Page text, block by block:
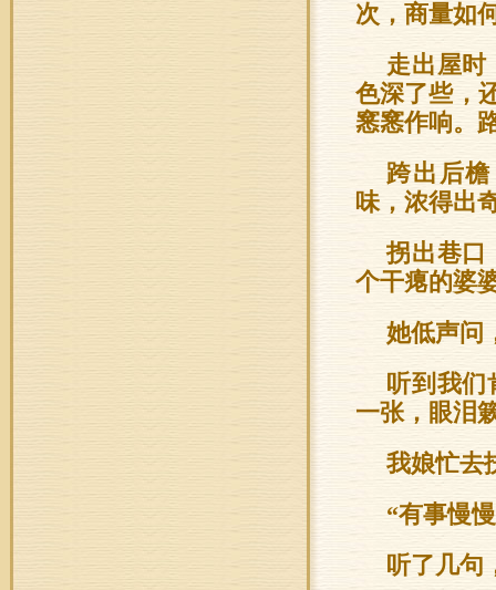
次，商量如
走出屋时
色深了些，
窸窸作响。
跨出后
味，浓得出
拐出巷口
个干瘪的婆
她低声问
听到我们
一张，眼泪
我娘忙去
“有事慢
听了几句